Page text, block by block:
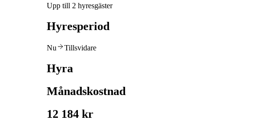
Upp till 2 hyresgäster
Hyresperiod
Nu Tillsvidare
Hyra
Månadskostnad
12 184 kr